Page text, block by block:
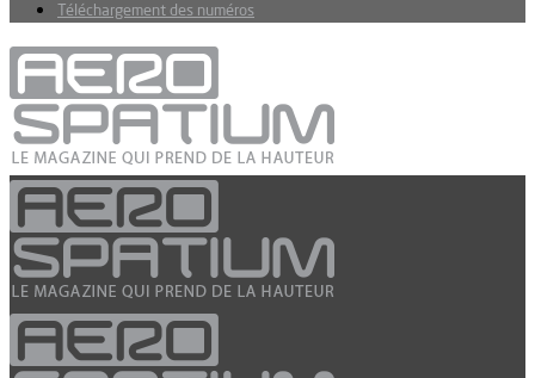
Téléchargement des numéros